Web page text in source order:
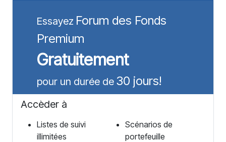
Essayez Forum des Fonds
Premium
Gratuitement
pour un durée de 30 jours!
Accèder à
Listes de suivi
illimitées
Scénarios de
portefeuille